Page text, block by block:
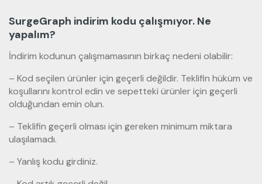
SurgeGraph indirim kodu çalışmıyor. Ne
yapalım?
İndirim kodunun çalışmamasının birkaç nedeni olabilir:
– Kod seçilen ürünler için geçerli değildir. Teklifin hüküm ve
koşullarını kontrol edin ve sepetteki ürünler için geçerli
olduğundan emin olun.
– Teklifin geçerli olması için gereken minimum miktara
ulaşılamadı.
– Yanlış kodu girdiniz.